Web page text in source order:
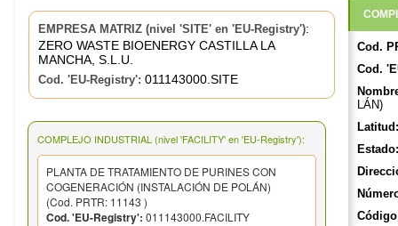
EMPRESA MATRIZ (nivel 'SITE' en 'EU-Registry'):
ZERO WASTE BIOENERGY CASTILLA LA
MANCHA, S.L.U.
Cod. 'EU-Registry': 011143000.SITE
COMPLEJO INDUSTRIAL (nivel 'FACILITY' en 'EU-Registry'):
PLANTA DE TRATAMIENTO DE PURINES CON
COGENERACIÓN (INSTALACIÓN DE POLÁN)
(Cod. PRTR: 11143 )
Cod. 'EU-Registry': 011143000.FACILITY
Cod.
Cod.
LÁN)
Latitud:
Estado: